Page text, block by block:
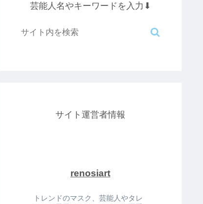
芸能人名やキーワードを入力⬇︎
サイト運営者情報
renosiart
トレンドのマスク、芸能人やタレ